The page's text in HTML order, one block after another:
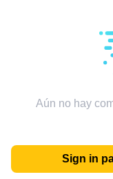
Aún no hay
Sign in